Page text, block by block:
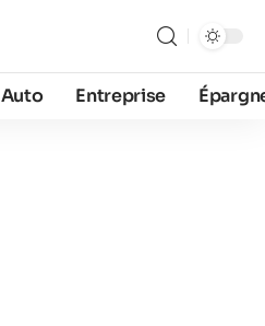
Auto Entreprise